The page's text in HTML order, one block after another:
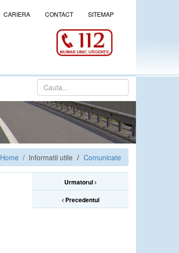
CARIERA CONTACT SITEMAP
Home / Informatii utile Comunicate
Urmatorul
Precedentul